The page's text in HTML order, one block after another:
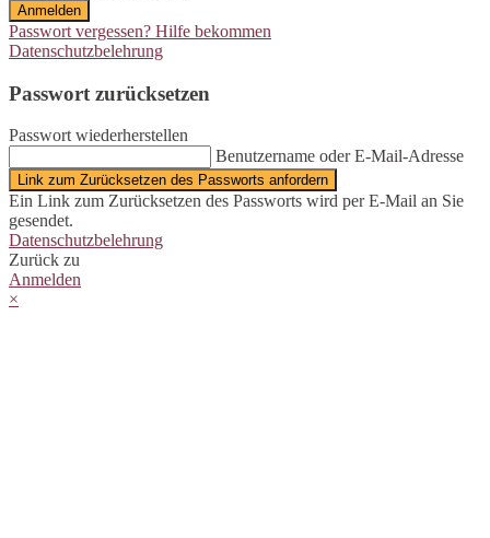
Anmelden
Passwort vergessen? Hilfe bekommen
Datenschutzbelehrung
Passwort zurücksetzen
Passwort wiederherstellen
Benutzername oder E-Mail-Adresse
Link zum Zurücksetzen des Passworts anfordern
Ein Link zum Zurücksetzen des Passworts wird per E-Mail an Sie
gesendet.
Datenschutzbelehrung
Zurück zu
Anmelden
×